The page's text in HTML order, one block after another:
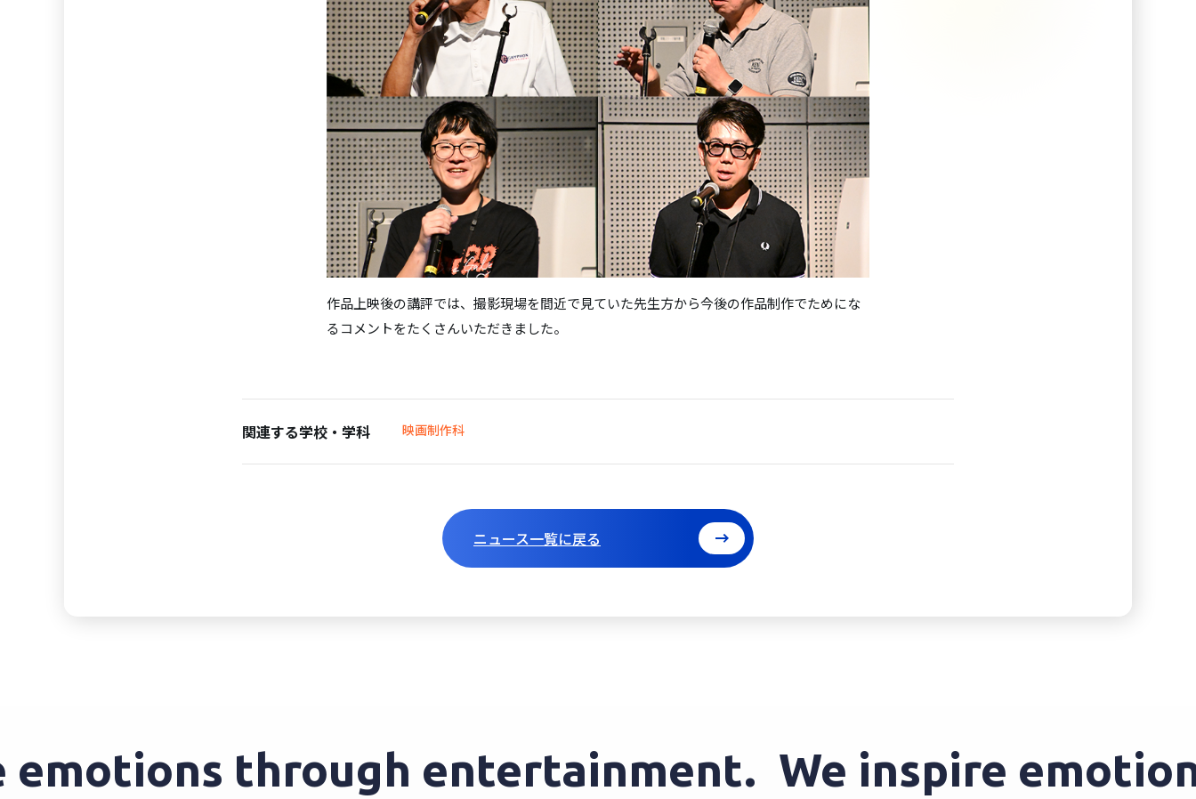
作品上映後の講評では、撮影現場を間近で見ていた先生方から今後の作品制作でためにな
るコメントをたくさんいただきました。
関連する学校・学科 映画制作科
ニュース一覧に戻る
through entertainment. We inspire emotions